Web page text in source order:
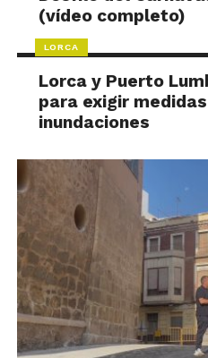
(vídeo completo)
LORCA
Lorca y Puerto
para exigir
inundaciones